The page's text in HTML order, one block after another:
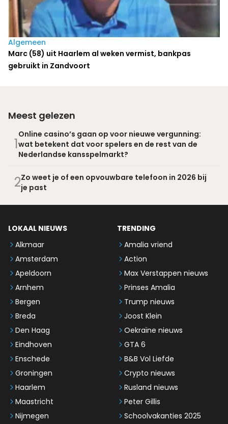
Algemeen
Marc (58) uit Haarlem al weken vermist, bankpas
gebruikt in Zandvoort
Meest gelezen
1
Online casino’s gaan op voor nieuwe vergunning:
wat betekent dat voor spelers en de rest van de
Nederlandse kansspelmarkt?
2Zo weet je of een opvouwbare telefoon in 2026 bij
je past
LOKAAL NIEUWS
Alkmaar
Amsterdam
Apeldoorn
Arnhem
Bergen
Breda
Den Haag
Eindhoven
Enschede
Groningen
Haarlem
Maastricht
Nijmegen
TRENDING
Amalia vriend
Action
Max Verstappen nieuws
Prinses Amalia
Trump nieuws
Joost Klein
Oekraïne nieuws
GTA 6
B&B Vol Liefde
Crypto nieuws
Rusland nieuws
Peter Gillis
Schoolvakanties 2025